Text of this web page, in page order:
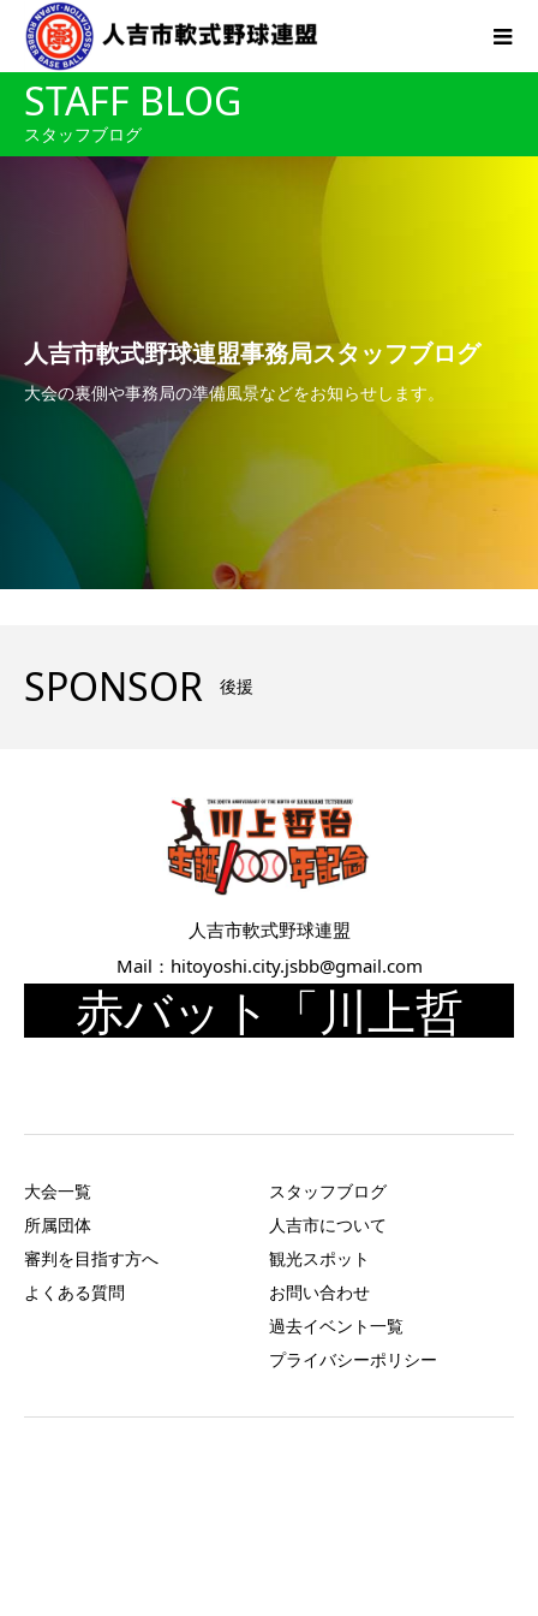
STAFF BLOG
スタッフブログ
人吉市軟式野球連盟事務局スタッフブログ
大会の裏側や事務局の準備風景などをお知らせします。
SPONSOR 後援
人吉市軟式野球連盟
Mail：hitoyoshi.city.jsbb@gmail.com
赤バット「川上哲
大会一覧
所属団体
審判を目指す方へ
よくある質問
スタッフブログ
人吉市について
観光スポット
お問い合わせ
過去イベント一覧
プライバシーポリシー